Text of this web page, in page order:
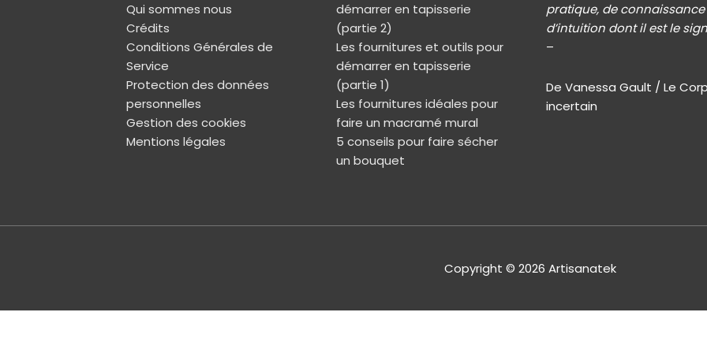
Qui sommes nous
Crédits
Conditions Générales de
Service
Protection des données
personnelles
Gestion des cookies
Mentions légales
démarrer en tapisserie
(partie 2)
Les fournitures et outils pour
démarrer en tapisserie
(partie 1)
Les fournitures idéales pour
faire un macramé mural
5 conseils pour faire sécher
un bouquet
pratique, de connaissance
d’intuition dont il est le
–
De Vanessa Gault / Le
incertain
Copyright © 2026 Artisanatek